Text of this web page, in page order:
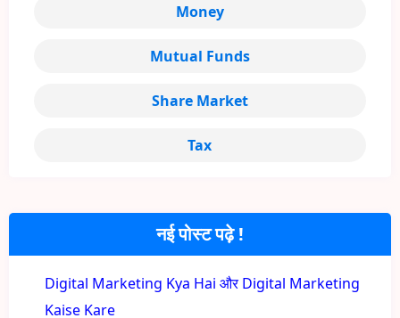
नई पोस्ट पढ़े !
Digital Marketing Kya Hai और Digital Marketing
Kaise Kare
Money
Mutual Funds
Share Market
Tax